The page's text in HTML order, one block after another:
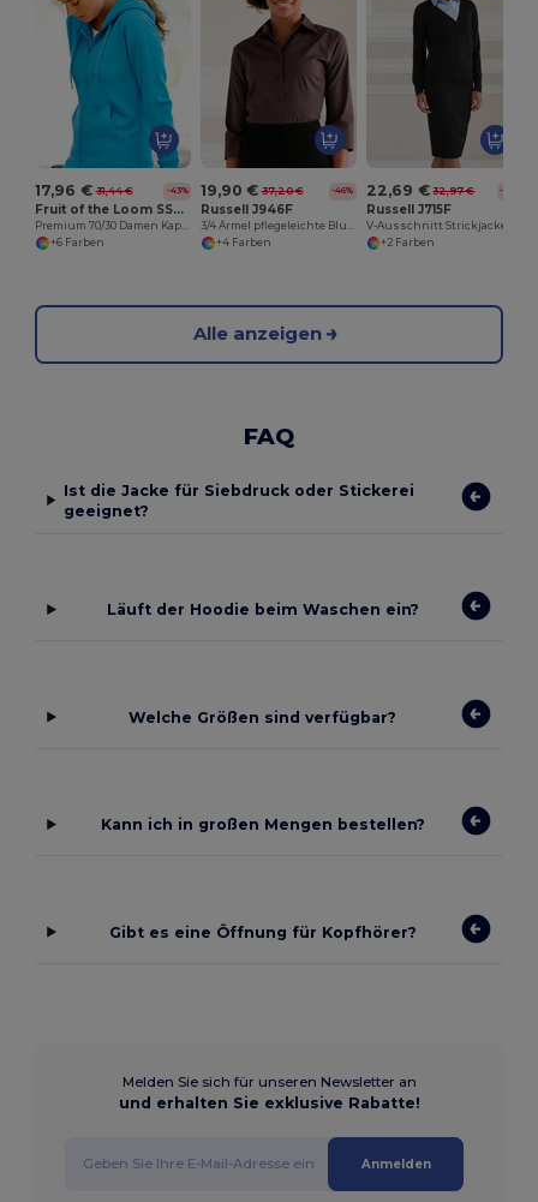
17,96 € 31,44 € -43%
Fruit of the Loom SS312
+6 Farben
19,90 € 37,20 € -46%
Russell J946F
+4 Farben
22,69 € 32,97 € -31%
Russell J715F
V-Ausschnitt Strickjacke
+2 Farben
Alle anzeigen
FAQ
Ist die Jacke für Siebdruck oder Stickerei
geeignet?
Läuft der Hoodie beim Waschen ein?
Welche Größen sind verfügbar?
Kann ich in großen Mengen bestellen?
Gibt es eine Öffnung für Kopfhörer?
Melden Sie sich für unseren Newsletter an
und erhalten Sie exklusive Rabatte!
Anmelden